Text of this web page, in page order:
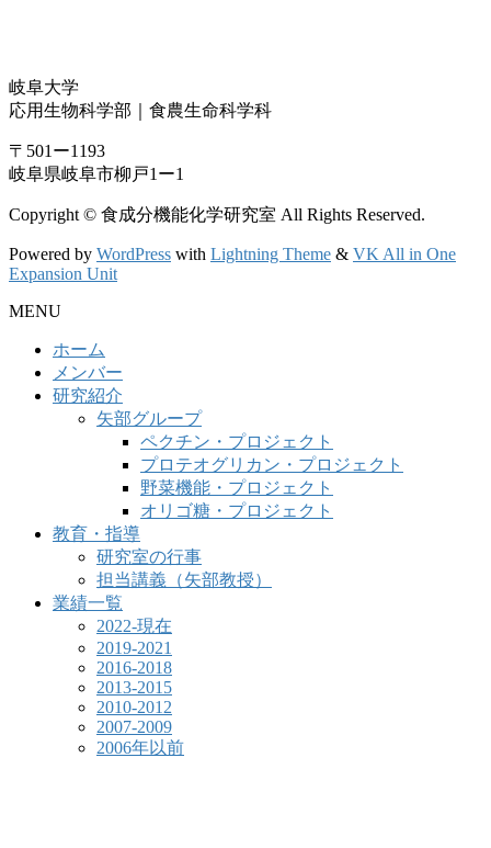
岐阜大学
応用生物科学部｜食農生命科学科
〒501ー1193
岐阜県岐阜市柳戸1ー1
Copyright © 食成分機能化学研究室 All Rights Reserved.
Powered by WordPress with Lightning Theme & VK All in One
Expansion Unit
MENU
ホーム
メンバー
研究紹介
矢部グループ
ペクチン・プロジェクト
プロテオグリカン・プロジェクト
野菜機能・プロジェクト
オリゴ糖・プロジェクト
教育・指導
研究室の行事
担当講義（矢部教授）
業績一覧
2022-現在
2019-2021
2016-2018
2013-2015
2010-2012
2007-2009
2006年以前